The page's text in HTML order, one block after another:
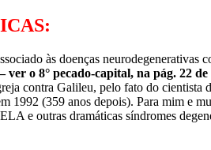
às doenças
– ver o 8° pecado-capital, na pág. 22 de
contra Galileu, pelo fato do
1992 (359 anos depois). Para mim e
e outras dramáticas síndromes